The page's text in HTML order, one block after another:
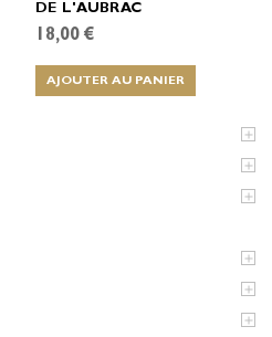
DE L'AUBRAC
18,00 €
AJOUTER AU PANIER





